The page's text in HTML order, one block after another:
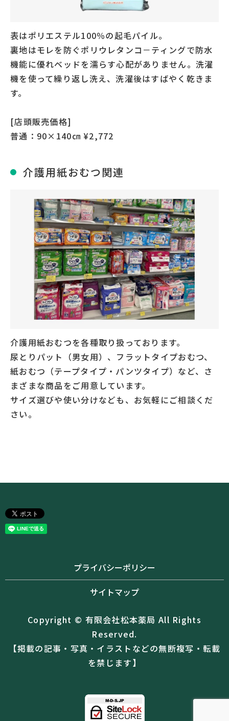
表はポリエステル100％の起毛パイル。
裏地はモレを防ぐポリウレタンコ－ティングで防水
機能に優れベッドを濡らす心配がありません。洗濯
機を使って繰り返し洗え、洗濯後はすばやく乾きま
す。
[店頭販売価格]
普通：90×140㎝ ¥2,772
介護用紙おむつ関連
介護用紙おむつを各種取り扱っております。
尿とりパット（男女用）、フラットタイプおむつ、
紙おむつ（テープタイプ・パンツタイプ）など、さ
まざまな商品をご用意しています。
サイズ選びや使い分けなども、お気軽にご相談くだ
さい。
プライバシーポリシー
サイトマップ
Copyright © 有限会社松本薬局 All Rights
Reserved.
【掲載の記事・写真・イラストなどの無断複写・転載
を禁じます】